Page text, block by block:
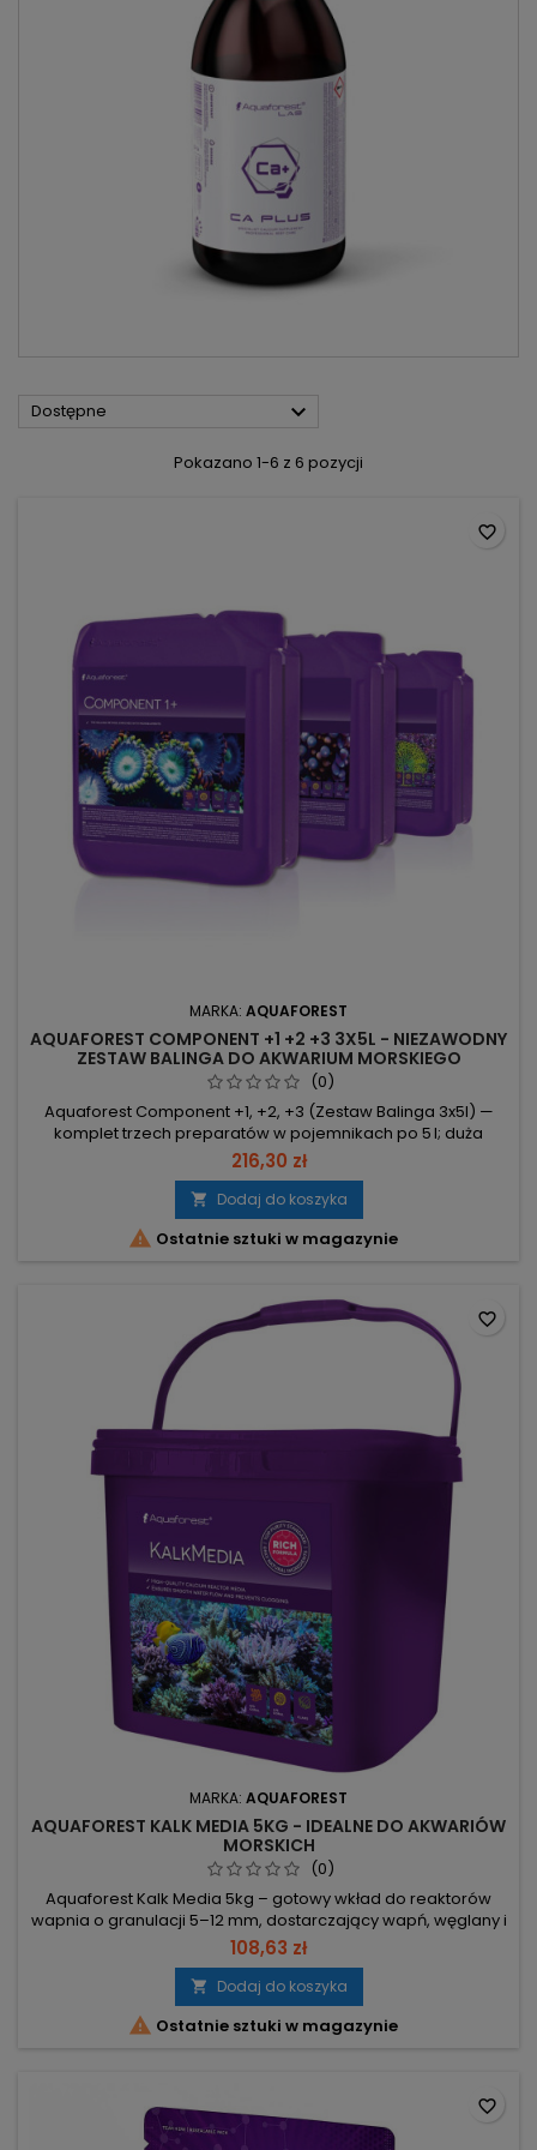
Dostępne 
Pokazano 1-6 z 6 pozycji
MARKA: AQUAFOREST
AQUAFOREST COMPONENT +1 +2 +3 3X5L - NIEZAWODNY
ZESTAW BALINGA DO AKWARIUM MORSKIEGO
(0)
Aquaforest Component +1, +2, +3 (Zestaw Balinga 3x5l) —
komplet trzech preparatów w pojemnikach po 5 l; duża
objętość dla rzadszych zakupów. 3×5 l — łączna objętość
minimalizuje częstotliwość uzupełnień. Aquaforest
Component +1, +2, +3 — trzy odrębne produkty w zestawie,
łatwe do rozróżnienia i zastosowania. Zestaw Balinga —
komplet dostarczany...
216,30 zł
 Dodaj do koszyka
 Ostatnie sztuki w magazynie
favorite_border
MARKA: AQUAFOREST
AQUAFOREST KALK MEDIA 5KG - IDEALNE DO AKWARIÓW
MORSKICH
(0)
Aquaforest Kalk Media 5kg – gotowy wkład do reaktorów
wapnia o granulacji 5–12 mm, dostarczający wapń, węglany i
pierwiastki śladowe. Zaprojektowany, by zapobiegać
zatykaniu reaktorów i stabilizować parametry wody.
Granulacja 5–12 mm – płynny przepływ, zapobiega zatykaniu
reaktora. Opakowanie 5 kg – gotowy do montażu bez
dodatkowego przygotowania....
108,63 zł
 Dodaj do koszyka
 Ostatnie sztuki w magazynie
favorite_border
favorite_border